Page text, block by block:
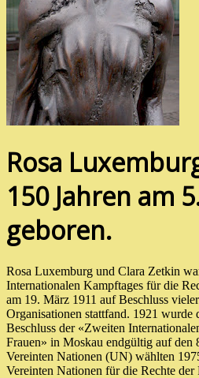
Rosa
150 Jahren am
geboren.
Rosa Luxemburg und Clara Zetkin
Internationalen Kampftages für die
am 19. März 1911 auf Beschluss
Organisationen stattfand. 1921 wurde
Beschluss der «Zweiten
Frauen» in Moskau endgültig auf den
Vereinten Nationen (UN) wählten
Vereinten Nationen für die Rechte